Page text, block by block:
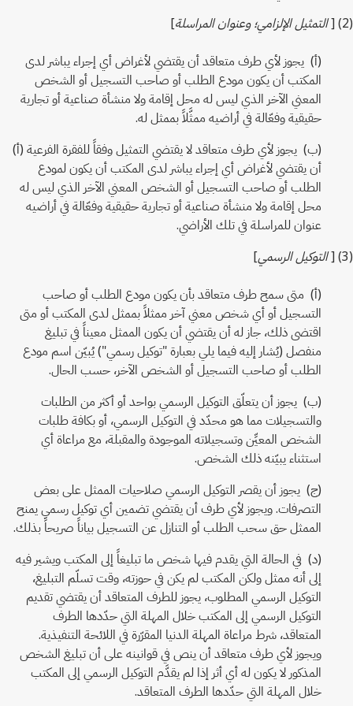
(2) [ التمثيل الإلزامي؛ وعنوان المراسلة]
(أ) يجوز لأي طرف متعاقد أن يقتضي لأغراض أي إجراء يباشر لدى
المكتب أن يكون مودع الطلب أو صاحب التسجيل أو الشخص
المعني الآخر الذي ليس له محل إقامة ولا منشأة صناعية أو تجارية
حقيقية وفعّالة في أراضيه ممثَّلاً بممثل له.
(ب) يجوز لأي طرف متعاقد لا يقتضي التمثيل وفقاً للفقرة الفرعية (أ)
أن يقتضي لأغراض أي إجراء يباشر لدى المكتب أن يكون لمودع
الطلب أو صاحب التسجيل أو الشخص المعني الآخر الذي ليس له
محل إقامة ولا منشأة صناعية أو تجارية حقيقية وفعّالة في أراضيه
عنوان للمراسلة في تلك الأراضي.
(3) [
التوكيل الرسمي]
(أ) متى سمح طرف متعاقد بأن يكون مودع الطلب أو صاحب
التسجيل أو أي شخص معني آخر ممثلاً بممثل لدى المكتب أو متى
اقتضى ذلك، جاز له أن يقتضي أن يكون الممثل معيناً في تبليغ
منفصل (يُشار إليه فيما يلي بعبارة "توكيل رسمي") يُبيّن اسم مودع
الطلب أو صاحب التسجيل أو الشخص الآخر، حسب الحال.
(ب) يجوز أن يتعلّق التوكيل الرسمي بواحد أو أكثر من الطلبات
والتسجيلات مما هو محدّد في التوكيل الرسمي، أو بكافة طلبات
الشخص المعيِّن وتسجيلاته الموجودة والمقبلة، مع مراعاة أي
استثناء يبيّنه ذلك الشخص.
(ج) يجوز أن يقصر التوكيل الرسمي صلاحيات الممثل على بعض
التصرفات. ويجوز لأي طرف أن يقتضي تضمين أي توكيل رسمي يمنح
الممثل حق سحب الطلب أو التنازل عن التسجيل بياناً صريحاً بذلك.
(د) في الحالة التي يقدم فيها شخص ما تبليغاً إلى المكتب ويشير فيه
إلى أنه ممثل ولكن المكتب لم يكن في حوزته، وقت تسلّم التبليغ،
التوكيل الرسمي المطلوب، يجوز للطرف المتعاقد أن يقتضي تقديم
التوكيل الرسمي إلى المكتب خلال المهلة التي حدّدها الطرف
المتعاقد، شرط مراعاة المهلة الدنيا المقرّرة في اللائحة التنفيذية.
ويجوز لأي طرف متعاقد أن ينص في قوانينه على أن تبليغ الشخص
المذكور لا يكون له أي أثر إذا لم يقدَّم التوكيل الرسمي إلى المكتب
خلال المهلة التي حدّدها الطرف المتعاقد.